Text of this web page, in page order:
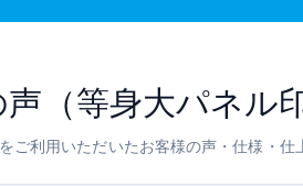
（等身大パネル
ご利用いただいたお客様の声・仕様・